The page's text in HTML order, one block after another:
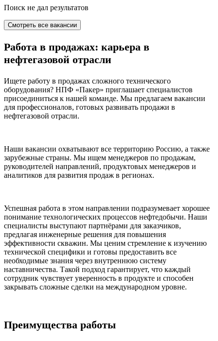
Поиск не дал результатов
Смотреть все вакансии
Работа в продажах: карьера в
нефтегазовой отрасли
Ищете работу в продажах сложного технического
оборудования? НПФ «Пакер» приглашает специалистов
присоединиться к нашей команде. Мы предлагаем вакансии
для профессионалов, готовых развивать продажи в
нефтегазовой отрасли.
Наши вакансии охватывают все территорию Россию, а также
зарубежные страны. Мы ищем менеджеров по продажам,
руководителей направлений, продуктовых менеджеров и
аналитиков для развития продаж в регионах.
Успешная работа в этом направлении подразумевает хорошее
понимание технологических процессов нефтедобычи. Наши
специалисты выступают партнёрами для заказчиков,
предлагая инженерные решения для повышения
эффективности скважин. Мы ценим стремление к изучению
технической специфики и готовы предоставить все
необходимые знания через внутреннюю систему
наставничества. Такой подход гарантирует, что каждый
сотрудник чувствует уверенность в продукте и способен
закрывать сложные сделки на международном уровне.
Преимущества работы